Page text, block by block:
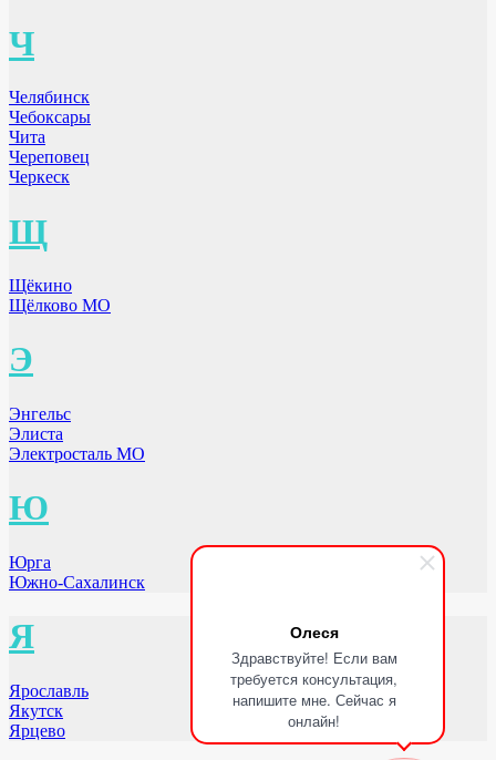
Олеся
Здравствуйте! Если вам
требуется консультация,
напишите мне. Сейчас я
онлайн!
Ч
Челябинск
Чебоксары
Чита
Череповец
Черкеск
Щ
Щёкино
Щёлково МО
Э
Энгельс
Элиста
Электросталь МО
Ю
Юрга
Южно-Сахалинск
Я
Ярославль
Якутск
Ярцево